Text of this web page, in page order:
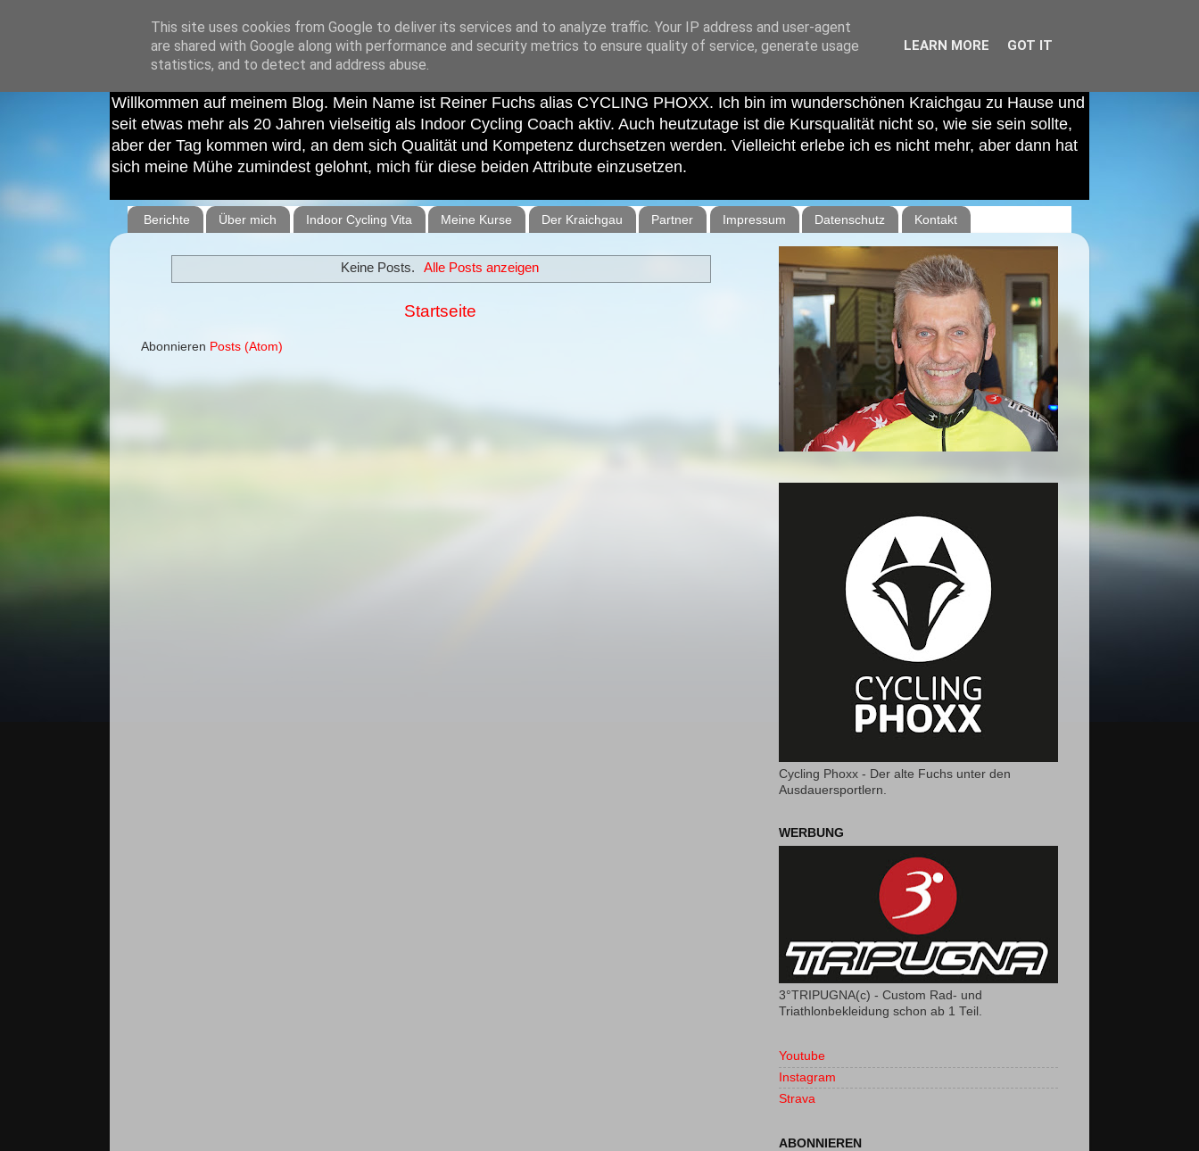
Cycling Phoxx - Indoor Cycling Coach
Willkommen auf meinem Blog. Mein Name ist Reiner Fuchs alias CYCLING PHOXX. Ich bin im wunderschönen Kraichgau zu Hause und
seit etwas mehr als 20 Jahren vielseitig als Indoor Cycling Coach aktiv. Auch heutzutage ist die Kursqualität nicht so, wie sie sein sollte,
aber der Tag kommen wird, an dem sich Qualität und Kompetenz durchsetzen werden. Vielleicht erlebe ich es nicht mehr, aber dann hat
sich meine Mühe zumindest gelohnt, mich für diese beiden Attribute einzusetzen.
Berichte Über mich Indoor Cycling Vita Meine Kurse Der Kraichgau Partner Impressum Datenschutz Kontakt
Keine Posts. Alle Posts anzeigen
Startseite
Abonnieren Posts (Atom)
Cycling Phoxx - Der alte Fuchs unter den
Ausdauersportlern.
WERBUNG
3°TRIPUGNA(c) - Custom Rad- und
Triathlonbekleidung schon ab 1 Teil.
Youtube
Instagram
Strava
ABONNIEREN
This site uses cookies from Google to deliver its services and to analyze traffic. Your IP address and user-agent
are shared with Google along with performance and security metrics to ensure quality of service, generate usage
statistics, and to detect and address abuse.
LEARN MORE GOT IT